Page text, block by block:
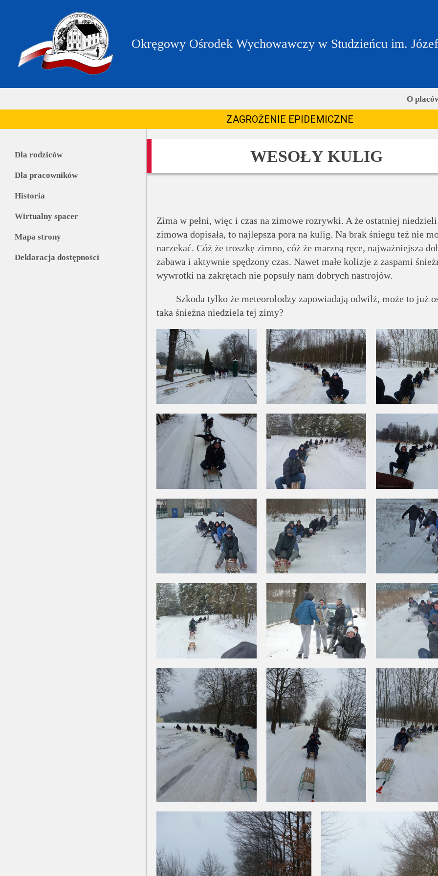
Okręgowy Ośrodek Wychowawczy w Studzieńcu im.
O
ZAGROŻENIE EPIDEMICZNE
Dla rodziców
Dla pracowników
Historia
Wirtualny spacer
Mapa strony
Deklaracja dostępności
WESOŁY KULIG
Zima w pełni, więc i czas na zimowe rozrywki. A że ostatniej niedzieli
zimowa dopisała, to najlepsza pora na kulig. Na brak śniegu też nie
narzekać. Cóż że troszkę zimno, cóż że marzną ręce, najważniejsza
zabawa i aktywnie spędzony czas. Nawet małe kolizje z zaspami
wywrotki na zakrętach nie popsuły nam dobrych nastrojów.
Szkoda tylko że meteorolodzy zapowiadają odwilż, może to już
taka śnieżna niedziela tej zimy?